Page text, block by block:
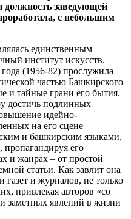
должность заведующей
с небольшим
единственным
институт искусств.
(1956-82) прослужила
частью Башкирского
и тайные грани его бытия.
достичь подлинных
идейно-
на его сцене
и башкирским языками,
пропагандируя его
и жанрах – от простой
статьи. Как завлит она
газет и журналов, не только
привлекая авторов «со
заметных явлений в жизни